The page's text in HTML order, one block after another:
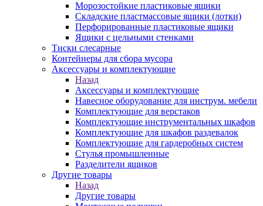
Морозостойкие пластиковые ящики
Складские пластмассовые ящики (лотки)
Перфорированные пластиковые ящики
Ящики с цельными стенками
Тиски слесарные
Контейнеры для сбора мусора
Аксессуары и комплектующие
Назад
Аксессуары и комплектующие
Навесное оборудование для инструм. мебели
Комплектующие для верстаков
Комплектующие инструментальных шкафов
Комплектующие для шкафов раздевалок
Комплектующие для гардеробных систем
Стулья промышленные
Разделители ящиков
Другие товары
Назад
Другие товары